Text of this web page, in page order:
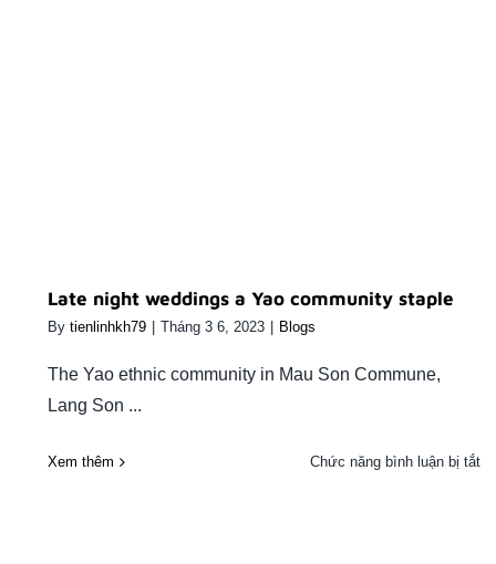
Late night weddings a Yao community staple
By tienlinhkh79 Tháng 3 6, 2023 Blogs
The Yao ethnic community in Mau Son Commune,
Lang Son ...
Xem thêm Chức năng bình luận bị tắtở